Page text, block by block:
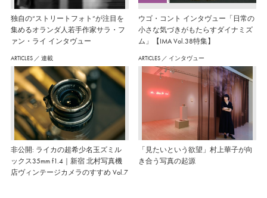
独自の“ストリートフォト”が注目を
集めるオランダ人若手作家サラ・フ
ァン・ライ インタヴュー
ウゴ・コント インタヴュー「日常の
小さな気づきがもたらすダイナミズ
ム」【IMA Vol.38特集】
ARTICLES ／ 連載
非公開: ライカの超希少名玉ズミル
ックス35mm f1.4｜新宿 北村写真機
店ヴィンテージカメラのすすめ Vol.7
ARTICLES ／ インタヴュー
「見たいという欲望」村上華子が向
き合う写真の起源